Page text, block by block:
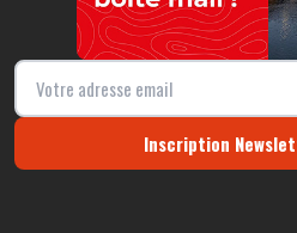
Inscription